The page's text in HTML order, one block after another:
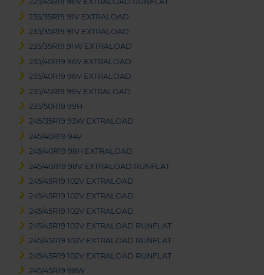
235/35R19 91V EXTRALOAD
235/35R19 91V EXTRALOAD
235/35R19 91W EXTRALOAD
235/40R19 96V EXTRALOAD
235/40R19 96V EXTRALOAD
235/45R19 99V EXTRALOAD
235/50R19 99H
245/35R19 93W EXTRALOAD
245/40R19 94V
245/40R19 98H EXTRALOAD
245/40R19 98V EXTRALOAD RUNFLAT
245/45R19 102V EXTRALOAD
245/45R19 102V EXTRALOAD
245/45R19 102V EXTRALOAD
245/45R19 102V EXTRALOAD RUNFLAT
245/45R19 102V EXTRALOAD RUNFLAT
245/45R19 102V EXTRALOAD RUNFLAT
245/45R19 98W